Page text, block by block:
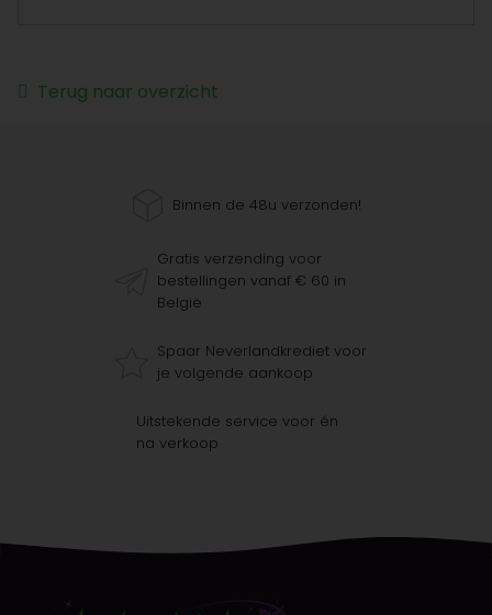
Terug naar overzicht
Binnen de 48u verzonden!
Gratis verzending voor
bestellingen vanaf € 60 in
België
Spaar Neverlandkrediet voor
je volgende aankoop
Uitstekende service voor én
na verkoop